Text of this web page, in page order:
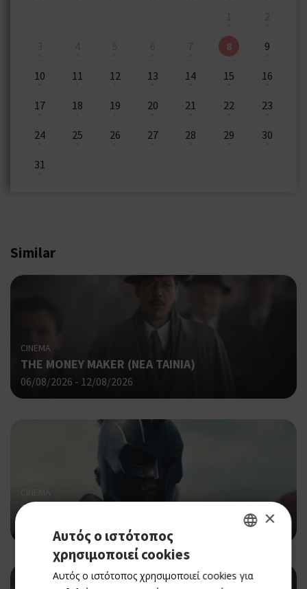
8 9
10 11 12 13 14 15 16
17 18 19 20 21 22 23
24 25 26 27 28 29 30
31
Similar
CINEMA
THE MONEY MAKER (ΝΕΑ ΤΑΙΝΙΑ)
06/08/2026 - 12/08/2026
THE ODYSSEY
06/08/2026 - 12/08/2026
ENGLISH
×
Αυτός ο ιστότοπος
χρησιμοποιεί cookies
Αυτός ο ιστότοπος χρησιμοποιεί cookies για